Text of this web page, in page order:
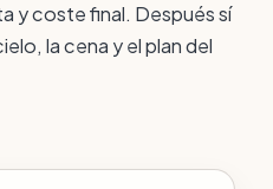
y coste final. Después sí
la cena y el plan del